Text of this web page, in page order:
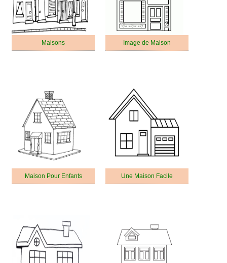
Maisons Image de Maison
Maison Pour Enfants Une Maison Facile